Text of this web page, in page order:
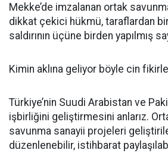
Mekke’de imzalanan ortak
dikkat çekici hükmü, taraflardan
saldırının üçüne birden yapılmış
Kimin aklına geliyor böyle cin
Türkiye’nin Suudi Arabistan ve
işbirliğini geliştirmesini anlarız.
savunma sanayii projeleri
düzenlenebilir, istihbarat